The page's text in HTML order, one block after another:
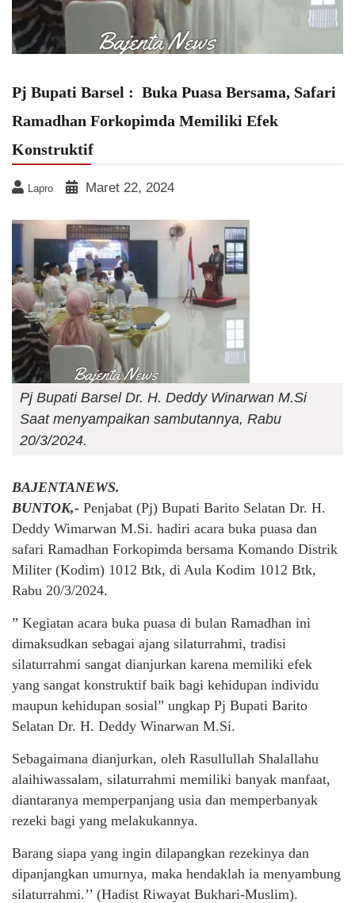
Pj Bupati Barsel : Buka Puasa Bersama, Safari
Ramadhan Forkopimda Memiliki Efek
Konstruktif
Lapro Maret 22, 2024
Pj Bupati Barsel Dr. H. Deddy Winarwan M.Si
Saat menyampaikan sambutannya, Rabu
20/3/2024.
BAJENTANEWS.
BUNTOK,- Penjabat (Pj) Bupati Barito Selatan Dr. H.
Deddy Wimarwan M.Si. hadiri acara buka puasa dan
safari Ramadhan Forkopimda bersama Komando Distrik
Militer (Kodim) 1012 Btk, di Aula Kodim 1012 Btk,
Rabu 20/3/2024.
” Kegiatan acara buka puasa di bulan Ramadhan ini
dimaksudkan sebagai ajang silaturrahmi, tradisi
silaturrahmi sangat dianjurkan karena memiliki efek
yang sangat konstruktif baik bagi kehidupan individu
maupun kehidupan sosial” ungkap Pj Bupati Barito
Selatan Dr. H. Deddy Winarwan M.Si.
Sebagaimana dianjurkan, oleh Rasullullah Shalallahu
alaihiwassalam, silaturrahmi memiliki banyak manfaat,
diantaranya memperpanjang usia dan memperbanyak
rezeki bagi yang melakukannya.
Barang siapa yang ingin dilapangkan rezekinya dan
dipanjangkan umurnya, maka hendaklah ia menyambung
silaturrahmi.’’ (Hadist Riwayat Bukhari-Muslim).